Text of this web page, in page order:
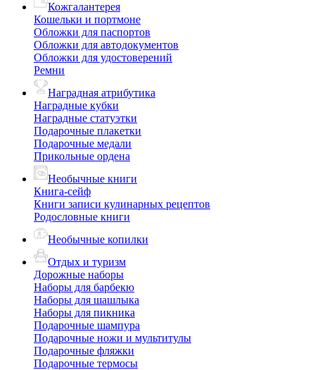
Кожгалантерея
Кошельки и портмоне
Обложки для паспортов
Обложки для автодокументов
Обложки для удостоверений
Ремни
Наградная атрибутика
Наградные кубки
Наградные статуэтки
Подарочные плакетки
Подарочные медали
Прикольные ордена
Необычные книги
Книга-сейф
Книги записи кулинарных рецептов
Родословные книги
Необычные копилки
Отдых и туризм
Дорожные наборы
Наборы для барбекю
Наборы для шашлыка
Наборы для пикника
Подарочные шампура
Подарочные ножи и мультитулы
Подарочные фляжки
Подарочные термосы